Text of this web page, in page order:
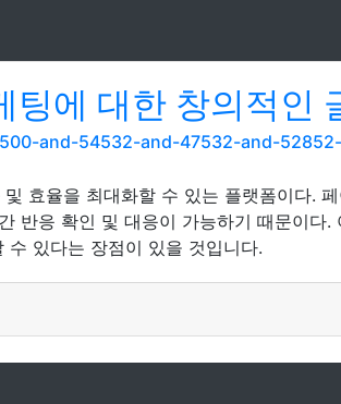
에 대한 창의적인
and-54532-and-47532-and-
효율을 최대화할 수 있는 플랫폼이다.
반응 확인 및 대응이 가능하기 때문이다
있다는 장점이 있을 것입니다.